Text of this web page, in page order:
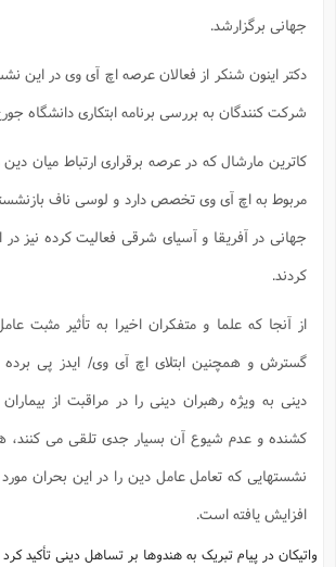
جهانی برگزارشد.
دکتر اینون شنکر از فعالان عرصه اچ آی وی در این
شرکت کنندگان به بررسی برنامه ابتکاری دانشگاه
کاترین مارشال که در عرصه برقراری ارتباط میان
مربوط به اچ آی وی تخصص دارد و لوسی ناف بازنشسته
جهانی در آفریقا و آسیای شرقی فعالیت کرده نیز
کردند.
از آنجا که علما و متفکران اخیرا به تأثیر مثبت
گسترش و همچنین ابتلای اچ آی وی/ ایدز پی برده
دینی به ویژه رهبران دینی را در مراقبت از
کشنده و عدم شیوع آن بسیار جدی تلقی می کنند،
نشستهایی که تعامل عامل دین را در این بحران
افزایش یافته است.
واتیکان در پیام تبریک به هندوها بر تساهل دینی تأکید کرد